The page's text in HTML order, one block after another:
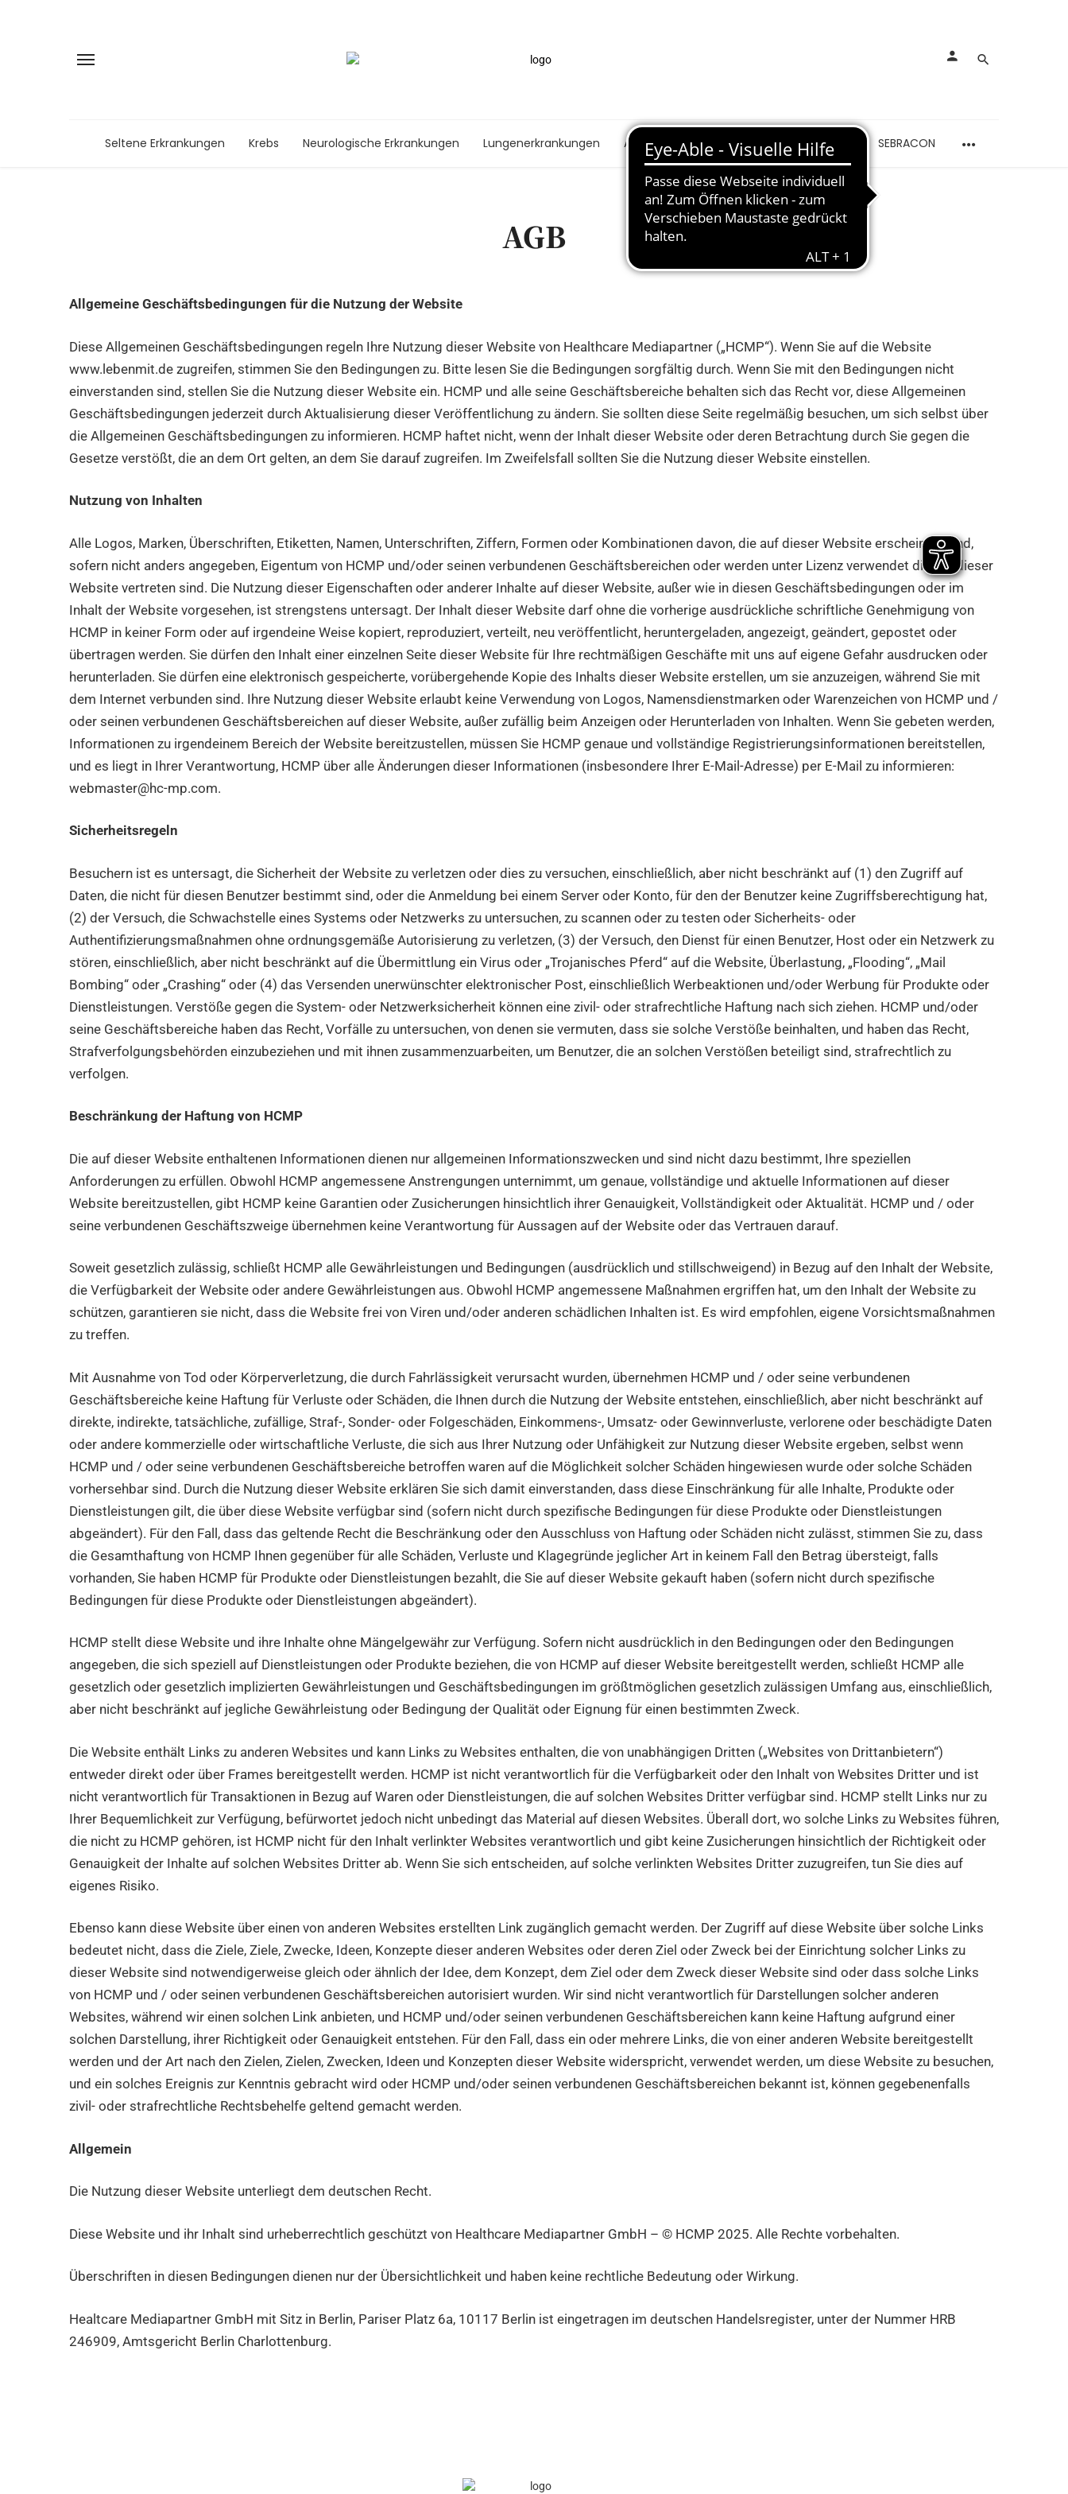
Seltene Erkrankungen Krebs Neurologische Erkrankungen Lungenerkrankungen Autoimmunerkrankungen Schmerzen SEBRACON
AGB
Allgemeine Geschäftsbedingungen für die Nutzung der Website
Diese Allgemeinen Geschäftsbedingungen regeln Ihre Nutzung dieser Website von Healthcare Mediapartner („HCMP“). Wenn Sie auf die Website
www.lebenmit.de zugreifen, stimmen Sie den Bedingungen zu. Bitte lesen Sie die Bedingungen sorgfältig durch. Wenn Sie mit den Bedingungen nicht
einverstanden sind, stellen Sie die Nutzung dieser Website ein. HCMP und alle seine Geschäftsbereiche behalten sich das Recht vor, diese Allgemeinen
Geschäftsbedingungen jederzeit durch Aktualisierung dieser Veröffentlichung zu ändern. Sie sollten diese Seite regelmäßig besuchen, um sich selbst über
die Allgemeinen Geschäftsbedingungen zu informieren. HCMP haftet nicht, wenn der Inhalt dieser Website oder deren Betrachtung durch Sie gegen die
Gesetze verstößt, die an dem Ort gelten, an dem Sie darauf zugreifen. Im Zweifelsfall sollten Sie die Nutzung dieser Website einstellen.
Nutzung von Inhalten
Alle Logos, Marken, Überschriften, Etiketten, Namen, Unterschriften, Ziffern, Formen oder Kombinationen davon, die auf dieser Website erscheinen, sind,
sofern nicht anders angegeben, Eigentum von HCMP und/oder seinen verbundenen Geschäftsbereichen oder werden unter Lizenz verwendet die auf dieser
Website vertreten sind. Die Nutzung dieser Eigenschaften oder anderer Inhalte auf dieser Website, außer wie in diesen Geschäftsbedingungen oder im
Inhalt der Website vorgesehen, ist strengstens untersagt. Der Inhalt dieser Website darf ohne die vorherige ausdrückliche schriftliche Genehmigung von
HCMP in keiner Form oder auf irgendeine Weise kopiert, reproduziert, verteilt, neu veröffentlicht, heruntergeladen, angezeigt, geändert, gepostet oder
übertragen werden. Sie dürfen den Inhalt einer einzelnen Seite dieser Website für Ihre rechtmäßigen Geschäfte mit uns auf eigene Gefahr ausdrucken oder
herunterladen. Sie dürfen eine elektronisch gespeicherte, vorübergehende Kopie des Inhalts dieser Website erstellen, um sie anzuzeigen, während Sie mit
dem Internet verbunden sind. Ihre Nutzung dieser Website erlaubt keine Verwendung von Logos, Namensdienstmarken oder Warenzeichen von HCMP und /
oder seinen verbundenen Geschäftsbereichen auf dieser Website, außer zufällig beim Anzeigen oder Herunterladen von Inhalten. Wenn Sie gebeten werden,
Informationen zu irgendeinem Bereich der Website bereitzustellen, müssen Sie HCMP genaue und vollständige Registrierungsinformationen bereitstellen,
und es liegt in Ihrer Verantwortung, HCMP über alle Änderungen dieser Informationen (insbesondere Ihrer E-Mail-Adresse) per E-Mail zu informieren:
webmaster@hc-mp.com.
Sicherheitsregeln
Besuchern ist es untersagt, die Sicherheit der Website zu verletzen oder dies zu versuchen, einschließlich, aber nicht beschränkt auf (1) den Zugriff auf
Daten, die nicht für diesen Benutzer bestimmt sind, oder die Anmeldung bei einem Server oder Konto, für den der Benutzer keine Zugriffsberechtigung hat,
(2) der Versuch, die Schwachstelle eines Systems oder Netzwerks zu untersuchen, zu scannen oder zu testen oder Sicherheits- oder
Authentifizierungsmaßnahmen ohne ordnungsgemäße Autorisierung zu verletzen, (3) der Versuch, den Dienst für einen Benutzer, Host oder ein Netzwerk zu
stören, einschließlich, aber nicht beschränkt auf die Übermittlung ein Virus oder „Trojanisches Pferd“ auf die Website, Überlastung, „Flooding“, „Mail
Bombing“ oder „Crashing“ oder (4) das Versenden unerwünschter elektronischer Post, einschließlich Werbeaktionen und/oder Werbung für Produkte oder
Dienstleistungen. Verstöße gegen die System- oder Netzwerksicherheit können eine zivil- oder strafrechtliche Haftung nach sich ziehen. HCMP und/oder
seine Geschäftsbereiche haben das Recht, Vorfälle zu untersuchen, von denen sie vermuten, dass sie solche Verstöße beinhalten, und haben das Recht,
Strafverfolgungsbehörden einzubeziehen und mit ihnen zusammenzuarbeiten, um Benutzer, die an solchen Verstößen beteiligt sind, strafrechtlich zu
verfolgen.
Beschränkung der Haftung von HCMP
Die auf dieser Website enthaltenen Informationen dienen nur allgemeinen Informationszwecken und sind nicht dazu bestimmt, Ihre speziellen
Anforderungen zu erfüllen. Obwohl HCMP angemessene Anstrengungen unternimmt, um genaue, vollständige und aktuelle Informationen auf dieser
Website bereitzustellen, gibt HCMP keine Garantien oder Zusicherungen hinsichtlich ihrer Genauigkeit, Vollständigkeit oder Aktualität. HCMP und / oder
seine verbundenen Geschäftszweige übernehmen keine Verantwortung für Aussagen auf der Website oder das Vertrauen darauf.
Soweit gesetzlich zulässig, schließt HCMP alle Gewährleistungen und Bedingungen (ausdrücklich und stillschweigend) in Bezug auf den Inhalt der Website,
die Verfügbarkeit der Website oder andere Gewährleistungen aus. Obwohl HCMP angemessene Maßnahmen ergriffen hat, um den Inhalt der Website zu
schützen, garantieren sie nicht, dass die Website frei von Viren und/oder anderen schädlichen Inhalten ist. Es wird empfohlen, eigene Vorsichtsmaßnahmen
zu treffen.
Mit Ausnahme von Tod oder Körperverletzung, die durch Fahrlässigkeit verursacht wurden, übernehmen HCMP und / oder seine verbundenen
Geschäftsbereiche keine Haftung für Verluste oder Schäden, die Ihnen durch die Nutzung der Website entstehen, einschließlich, aber nicht beschränkt auf
direkte, indirekte, tatsächliche, zufällige, Straf-, Sonder- oder Folgeschäden, Einkommens-, Umsatz- oder Gewinnverluste, verlorene oder beschädigte Daten
oder andere kommerzielle oder wirtschaftliche Verluste, die sich aus Ihrer Nutzung oder Unfähigkeit zur Nutzung dieser Website ergeben, selbst wenn
HCMP und / oder seine verbundenen Geschäftsbereiche betroffen waren auf die Möglichkeit solcher Schäden hingewiesen wurde oder solche Schäden
vorhersehbar sind. Durch die Nutzung dieser Website erklären Sie sich damit einverstanden, dass diese Einschränkung für alle Inhalte, Produkte oder
Dienstleistungen gilt, die über diese Website verfügbar sind (sofern nicht durch spezifische Bedingungen für diese Produkte oder Dienstleistungen
abgeändert). Für den Fall, dass das geltende Recht die Beschränkung oder den Ausschluss von Haftung oder Schäden nicht zulässt, stimmen Sie zu, dass
die Gesamthaftung von HCMP Ihnen gegenüber für alle Schäden, Verluste und Klagegründe jeglicher Art in keinem Fall den Betrag übersteigt, falls
vorhanden, Sie haben HCMP für Produkte oder Dienstleistungen bezahlt, die Sie auf dieser Website gekauft haben (sofern nicht durch spezifische
Bedingungen für diese Produkte oder Dienstleistungen abgeändert).
HCMP stellt diese Website und ihre Inhalte ohne Mängelgewähr zur Verfügung. Sofern nicht ausdrücklich in den Bedingungen oder den Bedingungen
angegeben, die sich speziell auf Dienstleistungen oder Produkte beziehen, die von HCMP auf dieser Website bereitgestellt werden, schließt HCMP alle
gesetzlich oder gesetzlich implizierten Gewährleistungen und Geschäftsbedingungen im größtmöglichen gesetzlich zulässigen Umfang aus, einschließlich,
aber nicht beschränkt auf jegliche Gewährleistung oder Bedingung der Qualität oder Eignung für einen bestimmten Zweck.
Die Website enthält Links zu anderen Websites und kann Links zu Websites enthalten, die von unabhängigen Dritten („Websites von Drittanbietern“)
entweder direkt oder über Frames bereitgestellt werden. HCMP ist nicht verantwortlich für die Verfügbarkeit oder den Inhalt von Websites Dritter und ist
nicht verantwortlich für Transaktionen in Bezug auf Waren oder Dienstleistungen, die auf solchen Websites Dritter verfügbar sind. HCMP stellt Links nur zu
Ihrer Bequemlichkeit zur Verfügung, befürwortet jedoch nicht unbedingt das Material auf diesen Websites. Überall dort, wo solche Links zu Websites führen,
die nicht zu HCMP gehören, ist HCMP nicht für den Inhalt verlinkter Websites verantwortlich und gibt keine Zusicherungen hinsichtlich der Richtigkeit oder
Genauigkeit der Inhalte auf solchen Websites Dritter ab. Wenn Sie sich entscheiden, auf solche verlinkten Websites Dritter zuzugreifen, tun Sie dies auf
eigenes Risiko.
Ebenso kann diese Website über einen von anderen Websites erstellten Link zugänglich gemacht werden. Der Zugriff auf diese Website über solche Links
bedeutet nicht, dass die Ziele, Ziele, Zwecke, Ideen, Konzepte dieser anderen Websites oder deren Ziel oder Zweck bei der Einrichtung solcher Links zu
dieser Website sind notwendigerweise gleich oder ähnlich der Idee, dem Konzept, dem Ziel oder dem Zweck dieser Website sind oder dass solche Links
von HCMP und / oder seinen verbundenen Geschäftsbereichen autorisiert wurden. Wir sind nicht verantwortlich für Darstellungen solcher anderen
Websites, während wir einen solchen Link anbieten, und HCMP und/oder seinen verbundenen Geschäftsbereichen kann keine Haftung aufgrund einer
solchen Darstellung, ihrer Richtigkeit oder Genauigkeit entstehen. Für den Fall, dass ein oder mehrere Links, die von einer anderen Website bereitgestellt
werden und der Art nach den Zielen, Zielen, Zwecken, Ideen und Konzepten dieser Website widerspricht, verwendet werden, um diese Website zu besuchen,
und ein solches Ereignis zur Kenntnis gebracht wird oder HCMP und/oder seinen verbundenen Geschäftsbereichen bekannt ist, können gegebenenfalls
zivil- oder strafrechtliche Rechtsbehelfe geltend gemacht werden.
Allgemein
Die Nutzung dieser Website unterliegt dem deutschen Recht.
Diese Website und ihr Inhalt sind urheberrechtlich geschützt von Healthcare Mediapartner GmbH – © HCMP 2025. Alle Rechte vorbehalten.
Überschriften in diesen Bedingungen dienen nur der Übersichtlichkeit und haben keine rechtliche Bedeutung oder Wirkung.
Healtcare Mediapartner GmbH mit Sitz in Berlin, Pariser Platz 6a, 10117 Berlin ist eingetragen im deutschen Handelsregister, unter der Nummer HRB
246909, Amtsgericht Berlin Charlottenburg.